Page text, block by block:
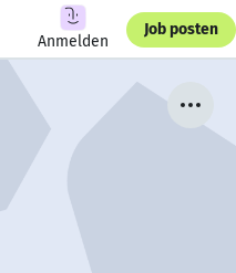
Anmelden
Job posten